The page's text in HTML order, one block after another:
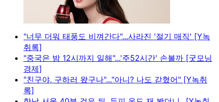
"너무 더워 태풍도 비껴간다"...사라진 '절기 매직' [Y녹
취록]
"중국은 밤 12시까지 일해"...'주52시간' 손볼까 [굿모닝
경제]
"친구야, 구하러 왔구나"..."아니? 나도 갇혔어" [Y녹취
록]